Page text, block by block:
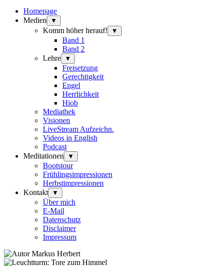
Homepage
Medien
▼
Komm höher herauf! ▼
Band 1
Band 2
Lehre
▼
Freisetzung
Gerechtigkeit
Engel
Herrlichkeit
Hiob
Mediathek
Visionen
LiveStream Aufzeichn.
Videos in English
Podcast
Meditationen
▼
Bootstour
Frühlingsimpressionen
Herbstimpressionen
Kontakt
▼
Über mich
E-Mail
Datenschutz
Disclaimer
Impressum